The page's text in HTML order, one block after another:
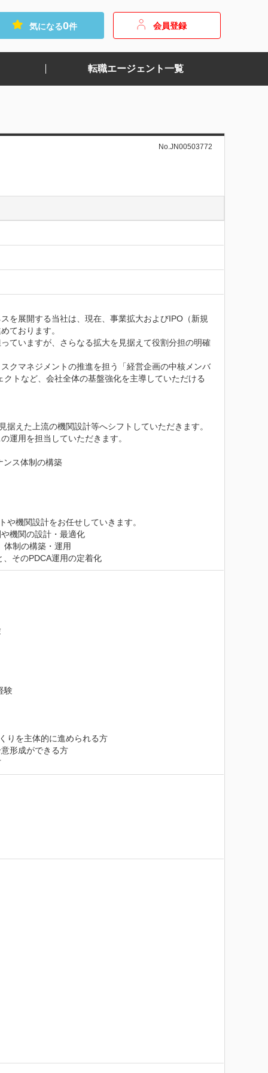
気になる0件 会員登録
転職エージェント一覧
No.JN00503772
を展開する当社は、現在、事業拡大およびIPO（新規
ております。
ていますが、さらなる拡大を見据えて役割分担の明確
クマネジメントの推進を担う「経営企画の中核メンバ
トなど、会社全体の基盤強化を主導していただける
えた上流の機関設計等へシフトしていただきます。
運用を担当していただきます。
ンス体制の構築
機関設計をお任せしていきます。
機関の設計・最適化
体制の構築・運用
、そのPDCA運用の定着化
験
りを主体的に進められる方
形成ができる方